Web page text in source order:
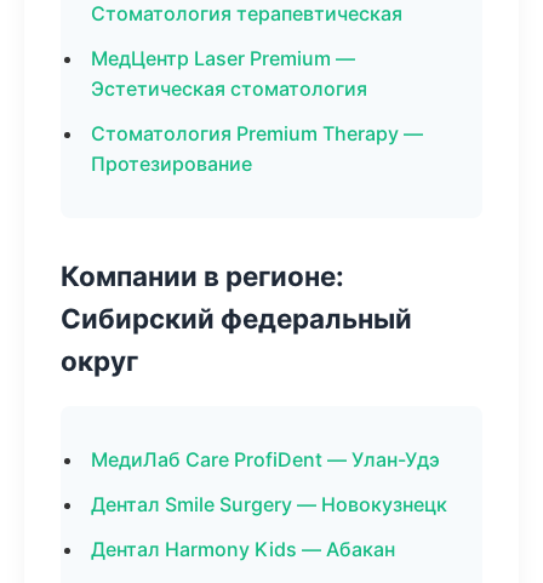
Стоматология терапевтическая
МедЦентр Laser Premium —
Эстетическая стоматология
Стоматология Premium Therapy —
Протезирование
Компании в регионе:
Сибирский федеральный
округ
МедиЛаб Care ProfiDent — Улан-Удэ
Дентал Smile Surgery — Новокузнецк
Дентал Harmony Kids — Абакан